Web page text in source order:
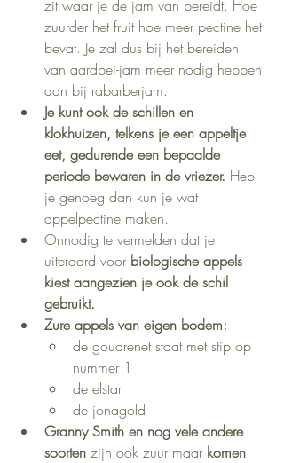
zit waar je de jam van bereidt. Hoe
zuurder het fruit hoe meer pectine het
bevat. Je zal dus bij het bereiden
van aardbei-jam meer nodig hebben
dan bij rabarberjam.
Je kunt ook de schillen en
klokhuizen, telkens je een appeltje
eet, gedurende een bepaalde
periode bewaren in de vriezer. Heb
je genoeg dan kun je wat
appelpectine maken.
Onnodig te vermelden dat je
uiteraard voor biologische appels
kiest aangezien je ook de schil
gebruikt.
Zure appels van eigen bodem:
de goudrenet staat met stip op
nummer 1
de elstar
de jonagold
Granny Smith en nog vele andere
soorten zijn ook zuur maar komen